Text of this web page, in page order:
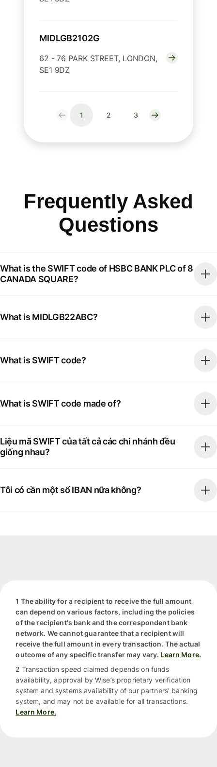
MIDLGB2102G
62 - 76 PARK STREET, LONDON,
SE1 9DZ
1 2 3
Frequently Asked
Questions
What is the SWIFT code of HSBC BANK PLC of 8
CANADA SQUARE?
What is MIDLGB22ABC?
What is SWIFT code?
What is SWIFT code made of?
Liệu mã SWIFT của tất cả các chi nhánh đều
giống nhau?
Tôi có cần một số IBAN nữa không?
1 The ability for a recipient to receive the full amount
can depend on various factors, including the policies
of the recipient's bank and the correspondent bank
network. We cannot guarantee that a recipient will
receive the full amount in every transaction. The actual
outcome of any specific transfer may vary. Learn More.
2 Transaction speed claimed depends on funds
availability, approval by Wise’s proprietary verification
system and systems availability of our partners’ banking
system, and may not be available for all transactions.
Learn More.